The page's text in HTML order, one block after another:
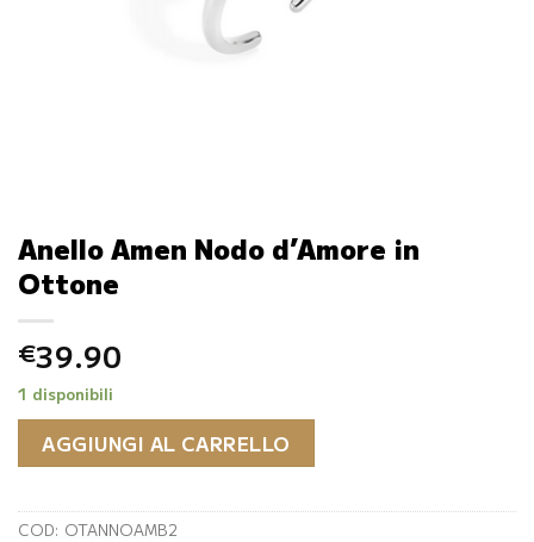
Anello Amen Nodo d’Amore in
Ottone
€39.90
1 disponibili
AGGIUNGI AL CARRELLO
COD: OTANNOAMB2